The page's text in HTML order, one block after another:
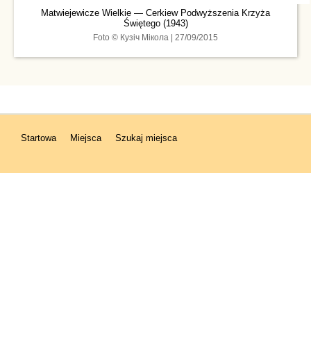
Matwiejewicze Wielkie — Cerkiew Podwyższenia Krzyża
Świętego (1943)
Foto © Кузіч Мікола | 27/09/2015
Startowa Miejsca Szukaj miejsca